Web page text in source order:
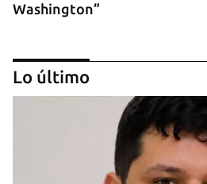
Washington”
Lo último